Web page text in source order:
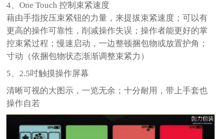
4、One Touch 控制束紧速度
藉由手指按压束紧钮的力量，来提拔束紧速度；可以有
更高的操作可靠性，削减操作失误；操作者能更好的掌
控束紧过程；慢速启动，一边整顿捆包物或放置护角；
寸动（依捆包物状态渐渐调整束紧力）
5、2.5吋触摸操作屏幕
清晰可视的大图示，一览无余；十分耐用，带上手套也
操作自若